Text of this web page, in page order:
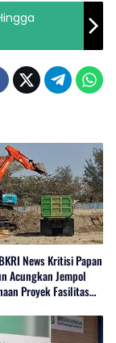
News Kritisi Papan
Acungkan Jempol
Proyek Fasilitas